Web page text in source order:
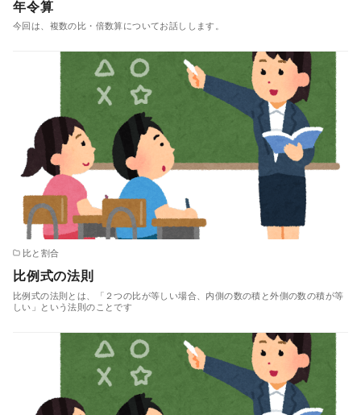
年令算
今回は、複数の比・倍数算についてお話しします。
比と割合
比例式の法則
比例式の法則とは、「２つの比が等しい場合、内側の数の積と外側の数の積が等
しい」という法則のことです